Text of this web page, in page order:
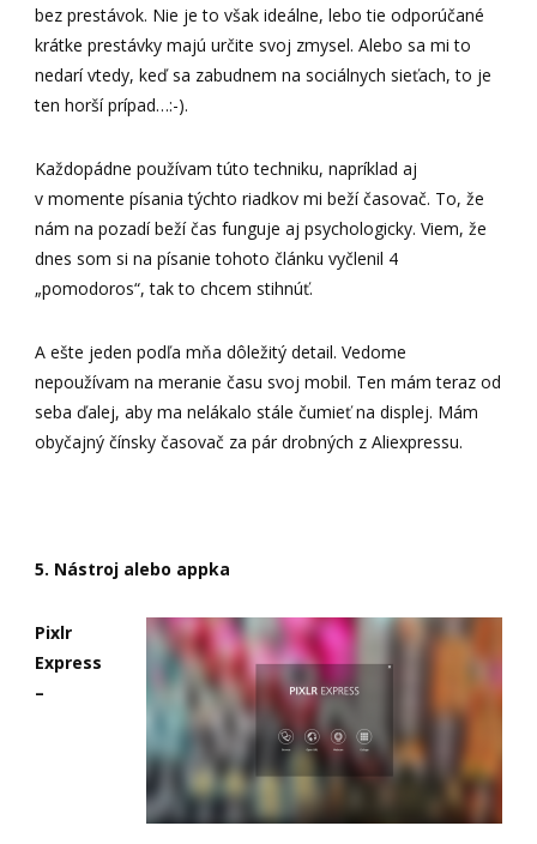
bez prestávok. Nie je to však ideálne, lebo tie odporúčané
krátke prestávky majú určite svoj zmysel. Alebo sa mi to
nedarí vtedy, keď sa zabudnem na sociálnych sieťach, to je
ten horší prípad…:-).
Každopádne používam túto techniku, napríklad aj
v momente písania týchto riadkov mi beží časovač. To, že
nám na pozadí beží čas funguje aj psychologicky. Viem, že
dnes som si na písanie tohoto článku vyčlenil 4
„pomodoros“, tak to chcem stihnúť.
A ešte jeden podľa mňa dôležitý detail. Vedome
nepoužívam na meranie času svoj mobil. Ten mám teraz od
seba ďalej, aby ma nelákalo stále čumieť na displej. Mám
obyčajný čínsky časovač za pár drobných z Aliexpressu.
5. Nástroj alebo appka
Pixlr
Express
–